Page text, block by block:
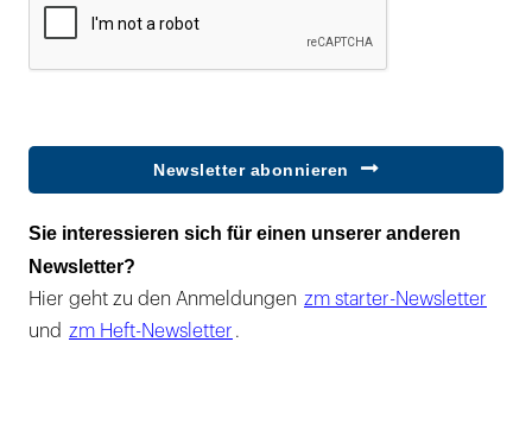
Newsletter abonnieren
Sie interessieren sich für einen unserer anderen
Newsletter?
Hier geht zu den Anmeldungen zm starter-Newsletter
und zm Heft-Newsletter .